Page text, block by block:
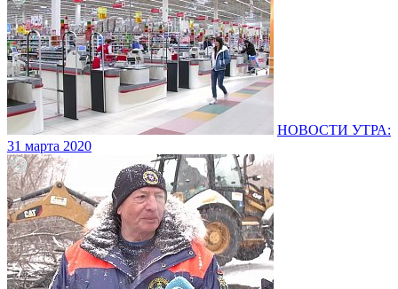
НОВОСТИ УТРА:
31 марта 2020